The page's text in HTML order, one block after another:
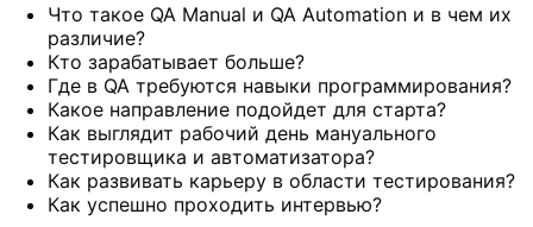
Что такое QA Manual и QA Automation и в чем их
различие?
Кто зарабатывает больше?
Где в QA требуются навыки программирования?
Какое направление подойдет для старта?
Как выглядит рабочий день мануального
тестировщика и автоматизатора?
Как развивать карьеру в области тестирования?
Как успешно проходить интервью?